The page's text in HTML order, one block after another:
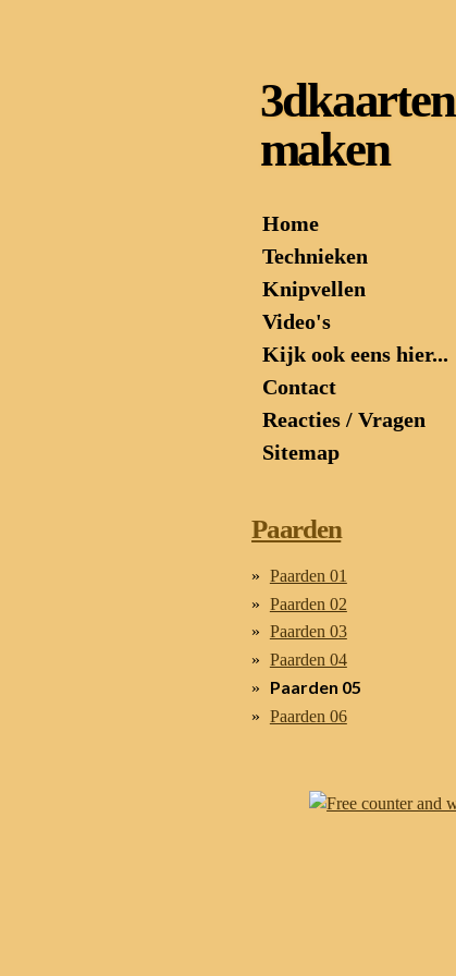
3dkaarten
maken
Home
Technieken
Knipvellen
Video's
Kijk ook eens hier...
Contact
Reacties / Vragen
Sitemap
Paarden
Paarden 01
Paarden 02
Paarden 03
Paarden 04
Paarden 05
Paarden 06